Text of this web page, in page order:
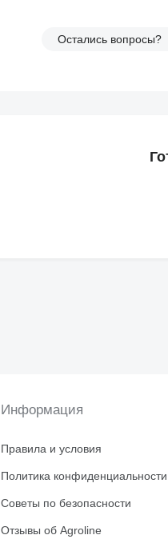
Остались вопросы?
Информация
Правила и условия
Политика конфиденциальности
Советы по безопасности
Отзывы об Agroline